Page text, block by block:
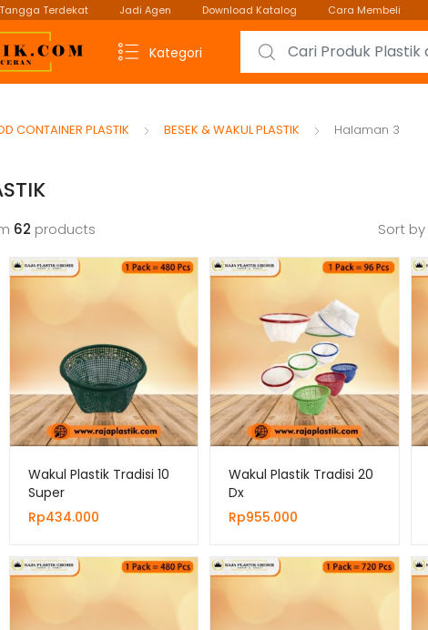
Terdekat Jadi Agen Download Katalog Cara Membeli
Kategori
Search for:
CONTAINER PLASTIK BESEK & WAKUL PLASTIK Halaman 3
62 products Sort by
Wakul Plastik Tradisi 10
Super
Rp434.000
Wakul Plastik Tradisi 20
Dx
Rp955.000